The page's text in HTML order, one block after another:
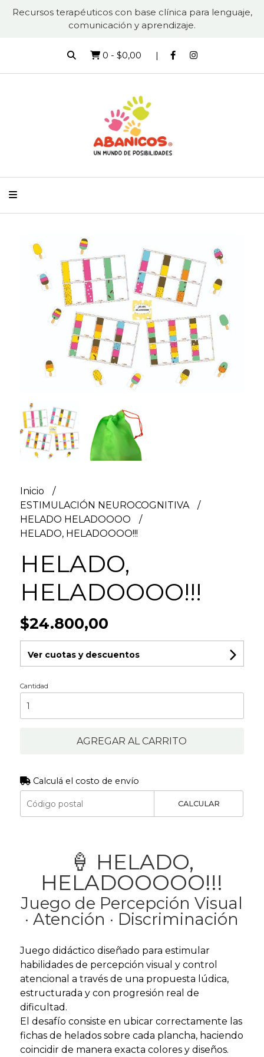
Recursos terapéuticos con base clínica para lenguaje,
comunicación y aprendizaje.
0 - $0,00
Inicio
ESTIMULACIÓN NEUROCOGNITIVA
HELADO HELADOOOO
HELADO, HELADOOOO!!!
HELADO,
HELADOOOO!!!
$24.800,00
Ver cuotas y descuentos
Cantidad
AGREGAR AL CARRITO
Calculá el costo de envío
CALCULAR
🍦 HELADO,
HELADOOOOO!!!
Juego de Percepción Visual
· Atención · Discriminación
Juego didáctico diseñado para estimular
habilidades de percepción visual y control
atencional a través de una propuesta lúdica,
estructurada y con progresión real de
dificultad.
El desafío consiste en ubicar correctamente las
fichas de helados sobre cada plancha, haciendo
coincidir de manera exacta colores y diseños.